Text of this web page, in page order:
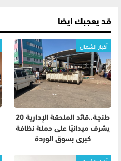
قد يعجبك ايضا
أخبار الشمال
طنجة..قائد الملحقة الإدارية 20
يشرف ميدانيًا على حملة نظافة
كبرى بسوق الوردة